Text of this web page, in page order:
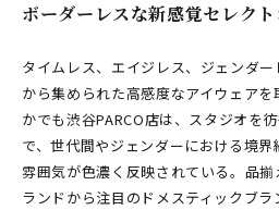
ボーダーレスな新感覚セレク
タイムレス、エイジレス、ジェンダ
から集められた高感度なアイウェアを
かでも渋谷PARCO店は、スタジオを
で、世代間やジェンダーにおける境
雰囲気が色濃く反映されている。品
ランドから注目のドメスティックブ